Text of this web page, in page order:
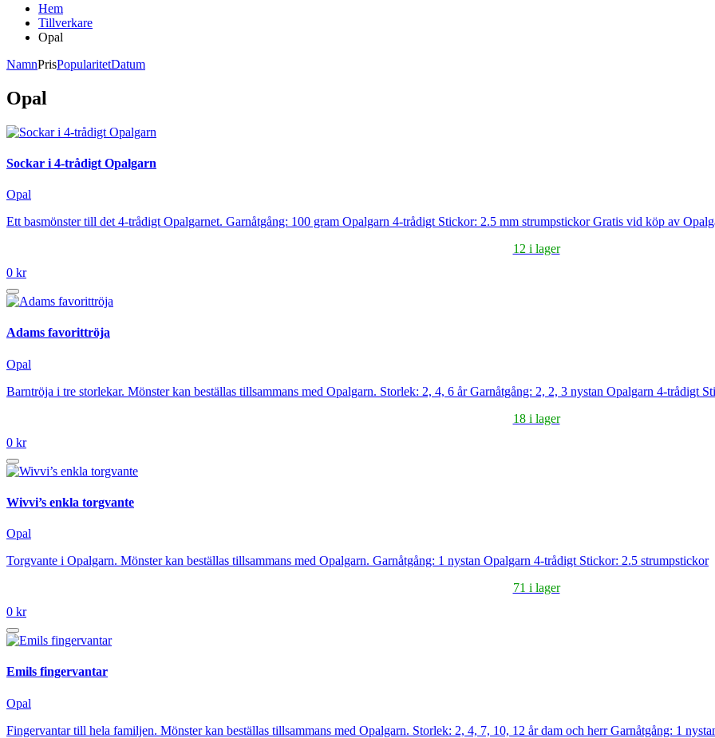
Hem
Tillverkare
Opal
NamnPrisPopularitetDatum
Opal
Sockar i 4-trådigt Opalgarn
Opal
Ett basmönster till det 4-trådigt Opalgarnet. Garnåtgång: 100 gram Opalgarn 4-trådigt Stickor: 2.5 mm strumpstickor Gratis vid köp av
12 i lager
0 kr
Adams favorittröja
Opal
Barntröja i tre storlekar. Mönster kan beställas tillsammans med Opalgarn. Storlek: 2, 4, 6 år Garnåtgång: 2, 2, 3 nystan Opalgarn 4-trådigt
18 i lager
0 kr
Wivvi’s enkla torgvante
Opal
Torgvante i Opalgarn. Mönster kan beställas tillsammans med Opalgarn. Garnåtgång: 1 nystan Opalgarn 4-trådigt Stickor: 2.5 strumpstickor
71 i lager
0 kr
Emils fingervantar
Opal
Fingervantar till hela familjen. Mönster kan beställas tillsammans med Opalgarn. Storlek: 2, 4, 7, 10, 12 år dam och herr Garnåtgång: 1